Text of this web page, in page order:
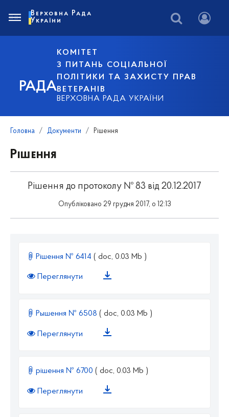
РАДА
КОМІТЕТ
З ПИТАНЬ СОЦІАЛЬНОЇ
ПОЛІТИКИ ТА ЗАХИСТУ ПРАВ
ВЕТЕРАНІВ
ВЕРХОВНА РАДА УКРАЇНИ
Верховна Рада
України
Головна Документи Рішення
Рішення
Рішення до протоколу № 83 від 20.12.2017
Опубліковано 29 грудня 2017, о 12:13
Рішення № 6414 ( doc, 0.03 Mb )
Переглянути
Рышення № 6508 ( doc, 0.03 Mb )
Переглянути
рішення № 6700 ( doc, 0.03 Mb )
Переглянути